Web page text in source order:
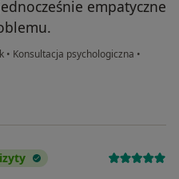
empatyczne
• Konsultacja psychologiczna •